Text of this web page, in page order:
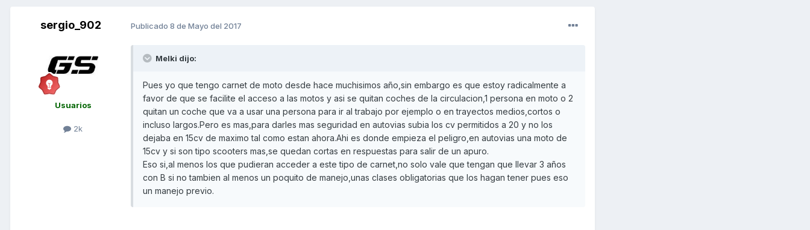
sergio_902
Usuarios
2k
Publicado 8 de Mayo del 2017
Melki dijo:
Pues yo que tengo carnet de moto desde hace muchisimos año,sin embargo es que estoy radicalmente a
favor de que se facilite el acceso a las motos y asi se quitan coches de la circulacion,1 persona en moto o 2
quitan un coche que va a usar una persona para ir al trabajo por ejemplo o en trayectos medios,cortos o
incluso largos.Pero es mas,para darles mas seguridad en autovias subia los cv permitidos a 20 y no los
dejaba en 15cv de maximo tal como estan ahora.Ahi es donde empieza el peligro,en autovias una moto de
15cv y si son tipo scooters mas,se quedan cortas en respuestas para salir de un apuro.
Eso si,al menos los que pudieran acceder a este tipo de carnet,no solo vale que tengan que llevar 3 años
con B si no tambien al menos un poquito de manejo,unas clases obligatorias que los hagan tener pues eso
un manejo previo.